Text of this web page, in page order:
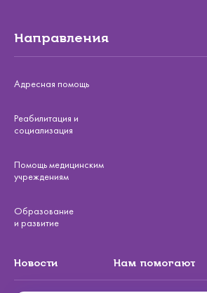
Направления
Адресная помощь
Реабилитация и
социализация
Помощь медицинским
учреждениям
Образование
и развитие
Новости Нам помогают